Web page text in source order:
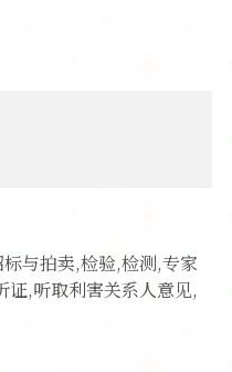
与拍卖,检验,检测,专家
证,听取利害关系人意见,